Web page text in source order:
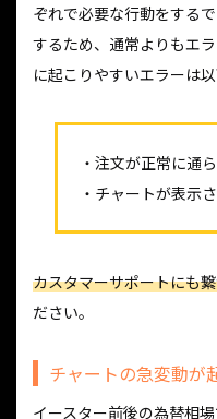
ぞれで必要な行動をする
するため、通常よりもエ
に起こりやすいエラーは以
・注文が正常に通
・チャートが表示
カスタマーサポートにも
ださい。
チャートの急変動が
イースター前後の為替相